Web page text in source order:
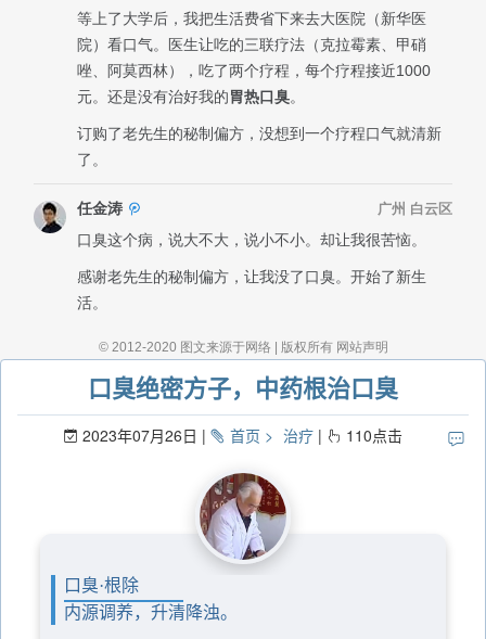
口臭绝密方子，中药根治口臭
2023年07月26日 首页 治疗 110点击
口臭·根除
内源调养，升清降浊。